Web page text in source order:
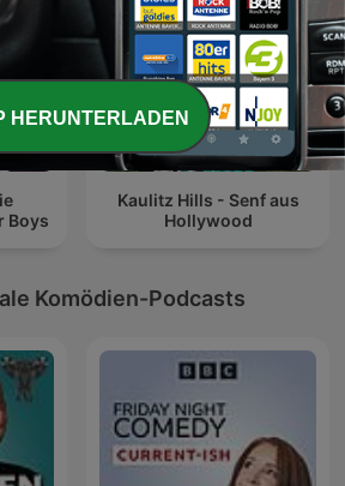
Boys
Kaulitz Hills - Senf aus
Hollywood
Komödien-Podcasts
HERUNTERLADEN